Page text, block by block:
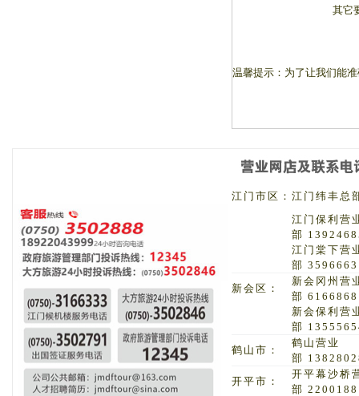
其它
温馨提示：为了让我们能
江门市区： 江门纬丰总
江门保利营
部
江门棠下营
部 3596663
新会区：
新会冈州营
部 6166868
新会保利营
部
鹤山市：
鹤山营业
部
开平市：
开平幕沙桥
部 2200188